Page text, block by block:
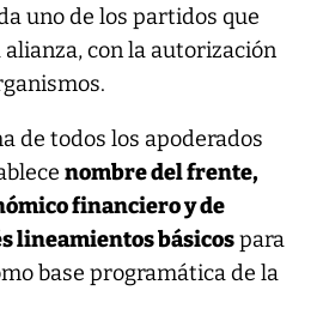
uno de los partidos que
con la autorización
de todos los apoderados
nombre del frente,
financiero y de
lineamientos básicospara
base programática de la